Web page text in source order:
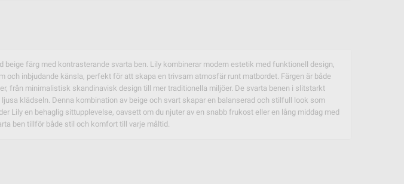
färg med kontrasterande svarta ben. Lily kombinerar modern estetik med funktionell design,
inbjudande känsla, perfekt för att skapa en trivsam atmosfär runt matbordet. Färgen är både
från minimalistisk skandinavisk design till mer traditionella miljöer. De svarta benen i slitstarkt
klädseln. Denna kombination av beige och svart skapar en balanserad och stilfull look som
en behaglig sittupplevelse, oavsett om du njuter av en snabb frukost eller en lång middag med
ben tillför både stil och komfort till varje måltid.